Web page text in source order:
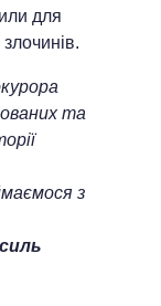
для
та
з